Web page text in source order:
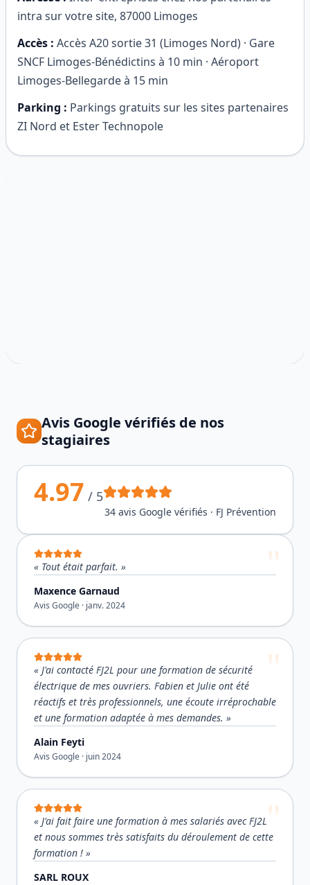
intra sur votre site, 87000 Limoges
Accès : Accès A20 sortie 31 (Limoges Nord) · Gare
SNCF Limoges-Bénédictins à 10 min · Aéroport
Limoges-Bellegarde à 15 min
Parking : Parkings gratuits sur les sites partenaires
ZI Nord et Ester Technopole
Avis Google vérifiés de nos
stagiaires
4.97 / 5
34 avis Google vérifiés · FJ Prévention
« Tout était parfait. »
Maxence Garnaud
Avis Google · janv. 2024
« J'ai contacté FJ2L pour une formation de sécurité
électrique de mes ouvriers. Fabien et Julie ont été
réactifs et très professionnels, une écoute irréprochable
et une formation adaptée à mes demandes. »
Alain Feyti
Avis Google · juin 2024
« J'ai fait faire une formation à mes salariés avec FJ2L
et nous sommes très satisfaits du déroulement de cette
formation ! »
SARL ROUX